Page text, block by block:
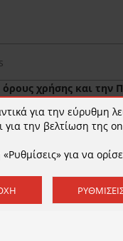
όρους χρήσης και την
για την εύρυθμη
την βελτίωση της
για να